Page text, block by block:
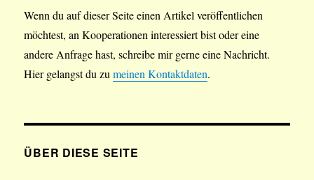
Wenn du auf dieser Seite einen Artikel veröffentlichen
möchtest, an Kooperationen interessiert bist oder eine
andere Anfrage hast, schreibe mir gerne eine Nachricht.
Hier gelangst du zumeinen Kontaktdaten.
ÜBER DIESE SEITE